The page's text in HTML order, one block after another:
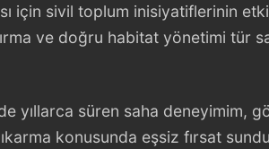
için sivil toplum inisiyatiflerinin
ve doğru habitat yönetimi tür
yıllarca süren saha deneyimim,
konusunda eşsiz fırsat